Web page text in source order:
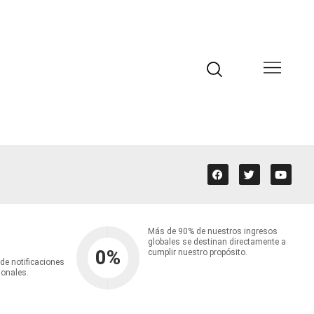
notificaciones
0%
Más de 90% de nuestros ingresos
globales se destinan directamente a
cumplir nuestro propósito.